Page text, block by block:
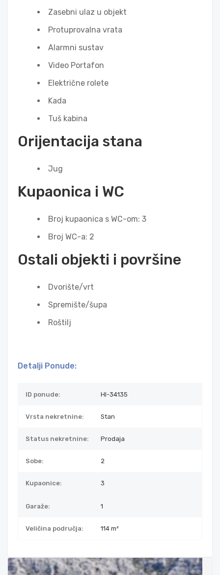
Zasebni ulaz u objekt
Protuprovalna vrata
Alarmni sustav
Video Portafon
Električne rolete
Kada
Tuš kabina
Orijentacija stana
Jug
Kupaonica i WC
Broj kupaonica s WC-om: 3
Broj WC-a: 2
Ostali objekti i površine
Dvorište/vrt
Spremište/šupa
Roštilj
Detalji Ponude:
ID ponude: HI-34135
Vrsta nekretnine: Stan
Status nekretnine: Prodaja
Sobe: 2
Kupaonice: 3
Garaže: 1
Veličina područja: 114 m²